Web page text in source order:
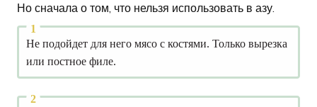
Но сначала о том, что нельзя использовать в азу.
Не подойдет для него мясо с костями. Только вырезка
или постное филе.